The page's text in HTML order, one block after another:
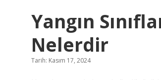
Yangın
Nelerdir
Tarih: Kasım 17, 2024